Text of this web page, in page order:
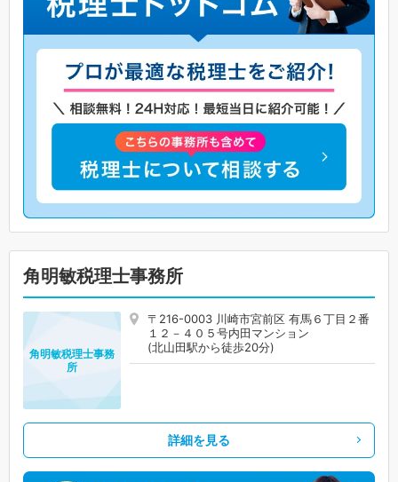
角明敏税理士事務所
〒216-0003 川崎市宮前区 有馬６丁目２番
１２－４０５号内田マンション
(北山田駅から徒歩20分)
角明敏税理士事務
所
詳細を見る